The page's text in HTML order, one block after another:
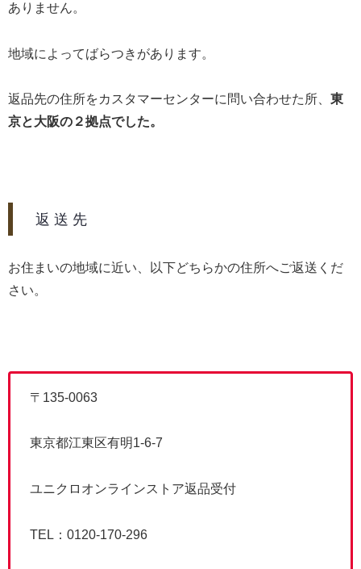
ありません。
地域によってばらつきがあります。
返品先の住所をカスタマーセンターに問い合わせた所、 東
京と大阪の２拠点でした。
返 送 先
お住まいの地域に近い、以下どちらかの住所へご返送くだ
さい。
〒135-0063
東京都江東区有明1-6-7
ユニクロオンラインストア返品受付
TEL：0120-170-296